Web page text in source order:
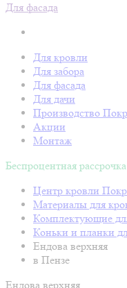
Для фасада
Для кровли
Для забора
Для фасада
Для дачи
Производство
Акции
Монтаж
Беспроцентная
Центр кровли
Материалы для
Комплектующие
Коньки и планки
Ендова верхняя
в Пензе
Ендова верхняя